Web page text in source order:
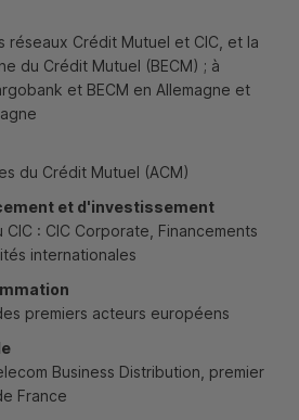
réseaux Crédit Mutuel et CIC , et la
du Crédit Mutuel (BECM) ; à
et BECM en Allemagne et
du Crédit Mutuel (ACM)
et d'investissement
CIC : CIC Corporate, Financements
internationales
premiers acteurs européens
Business Distribution, premier
France